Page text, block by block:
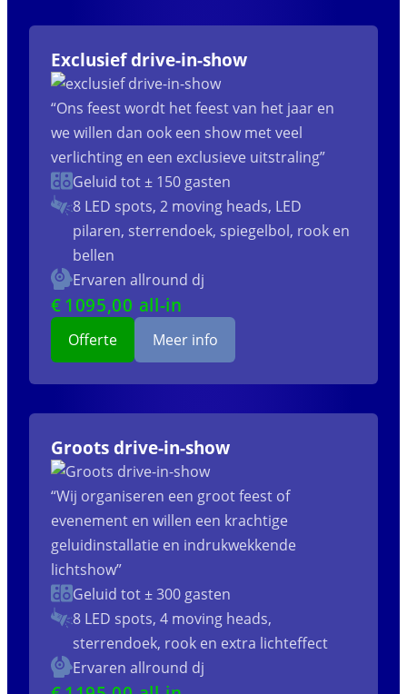
Exclusief drive-in-show
“Ons feest wordt het feest van het jaar en
we willen dan ook een show met veel
verlichting en een exclusieve uitstraling”
Geluid tot ± 150 gasten
8 LED spots, 2 moving heads, LED
pilaren, sterrendoek, spiegelbol, rook en
bellen
Ervaren allround dj
€ 1095,00 all-in
Offerte Meer info
Groots drive-in-show
“Wij organiseren een groot feest of
evenement en willen een krachtige
geluidinstallatie en indrukwekkende
lichtshow”
Geluid tot ± 300 gasten
8 LED spots, 4 moving heads,
sterrendoek, rook en extra lichteffect
Ervaren allround dj